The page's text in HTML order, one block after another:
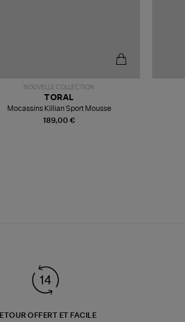
NOUVELLE COLLECTION
189,00 €
TORAL
Mocassins Killian Sport Mousse
OFFERT ET FACILE